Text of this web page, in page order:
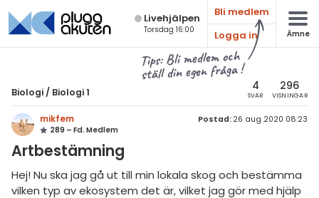
Live­hjälpen
Torsdag 16:00
Bli medlem
Logga in
Ämne
Tips: Bli medlem och
ställ din egen fråga !
Biologi / Biologi 1 4
SVAR
296
VISNINGAR
mikfem
289 – Fd. Medlem
Postad: 26 aug 2020 08:23
Artbestämning
Hej! Nu ska jag gå ut till min lokala skog och bestämma
vilken typ av ekosystem det är, vilket jag gör med hjälp
Alla ämnen
Biologi
Alla trådar
Biologi 2
& Bygg